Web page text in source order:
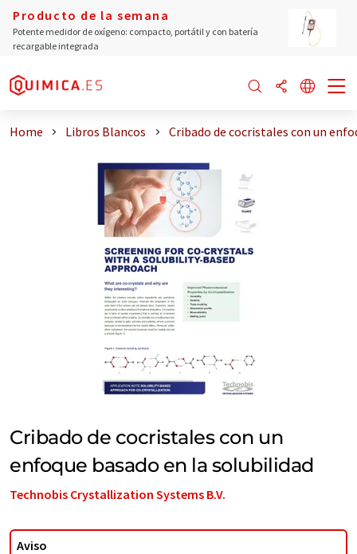
Producto de la semana
Potente medidor de oxígeno: compacto, portátil y con batería
recargable integrada
Home Libros Blancos Cribado de cocristales con un
Cribado de cocristales con un
enfoque basado en la solubilidad
Technobis Crystallization Systems B.V.
Aviso